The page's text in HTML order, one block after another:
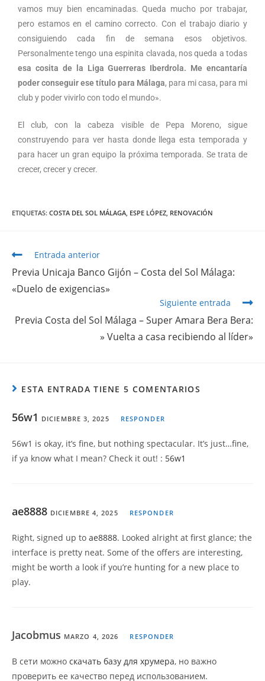
vamos muy bien encaminadas. Queda mucho por trabajar,
pero estamos en el camino correcto. Con el trabajo diario y
consiguiendo cada fin de semana esos objetivos.
Personalmente tengo una espinita clavada, nos queda a todas
esa cosita de la Liga Guerreras Iberdrola. Me encantaría
poder conseguir ese título para Málaga, para mi casa, para mi
club y poder vivirlo con todo el mundo».
El club, con la cabeza visible de Pepa Moreno, sigue
construyendo para ver hasta donde llega esta temporada y
para hacer un gran equipo la próxima temporada. Se trata de
crecer, crecer y crecer.
ETIQUETAS: COSTA DEL SOL MÁLAGA, ESPE LÓPEZ, RENOVACIÓN
Entrada anterior
Previa Unicaja Banco Gijón – Costa del Sol Málaga:
«Duelo de exigencias»
Siguiente entrada
Previa Costa del Sol Málaga – Super Amara Bera Bera:
» Vuelta a casa recibiendo al líder»
ESTA ENTRADA TIENE 5 COMENTARIOS
56w1 DICIEMBRE 3, 2025 RESPONDER
56w1 is okay, it’s fine, but nothing spectacular. It’s just…fine,
if ya know what I mean? Check it out! : 56w1
ae8888 DICIEMBRE 4, 2025 RESPONDER
Right, signed up to ae8888. Looked alright at first glance; the
interface is pretty neat. Some of the offers are interesting,
might be worth a look if you’re hunting for a new place to
play.
Jacobmus MARZO 4, 2026 RESPONDER
В сети можно скачать базу для хрумера, но важно
проверить ее качество перед использованием.